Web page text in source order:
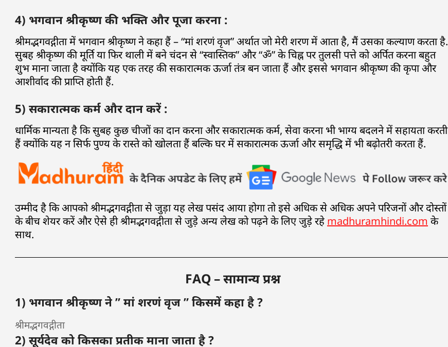
4) भगवान श्रीकृष्ण की भक्ति और पूजा करना :
श्रीमद्भगवद्गीता में भगवान श्रीकृष्ण ने कहा हैं – “मां शरणं वृज” अर्थात जो मेरी शरण में आता है, मैं उसका कल्याण करता है.
सुबह श्रीकृष्ण की मूर्ति या फिर थाली में बने चंदन से “स्वास्तिक” और “ॐ” के चिह्न पर तुलसी पत्ते को अर्पित करना बहुत
शुभ माना जाता है क्योंकि यह एक तरह की सकारात्मक ऊर्जा तंत्र बन जाता हैं और इससे भगवान श्रीकृष्ण की कृपा और
आशीर्वाद की प्राप्ति होती हैं.
5) सकारात्मक कर्म और दान करें :
धार्मिक मान्यता है कि सुबह कुछ चीजों का दान करना और सकारात्मक कर्म, सेवा करना भी भाग्य बदलने में सहायता करती
हैं क्योंकि यह न सिर्फ पुण्य के रास्ते को खोलता हैं बल्कि घर में सकारात्मक ऊर्जा और समृद्धि में भी बढ़ोतरी करता हैं.
उम्मीद है कि आपको श्रीमद्भगवद्गीता से जुड़ा यह लेख पसंद आया होगा तो इसे अधिक से अधिक अपने परिजनों और दोस्तों
के बीच शेयर करें और ऐसे ही श्रीमद्भगवद्गीता से जुड़े अन्य लेख को पढ़ने के लिए जुड़े रहे madhuramhindi.com के
साथ.
FAQ – सामान्य प्रश्न
1) भगवान श्रीकृष्ण ने ” मां शरणं वृज ” किसमें कहा है ?
श्रीमद्भगवद्गीता
2) सूर्यदेव को किसका प्रतीक माना जाता है ?